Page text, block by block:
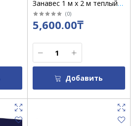
Занавес 1 м х 2 м теплый
свет, 24 V с трансф
(0)
5,600.00₸
Добавить